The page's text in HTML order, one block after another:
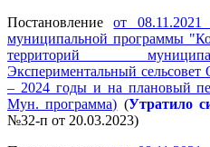
Постановлениеот
муниципальной программы
территорий
Экспериментальный сельсовет
– 2024 годы и на плановый
Мун. программа) (Утратило
№32-п от 20.03.2023)